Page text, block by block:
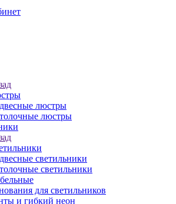
люстры
люстры
светильники
светильники
для светильников
и гибкий неон